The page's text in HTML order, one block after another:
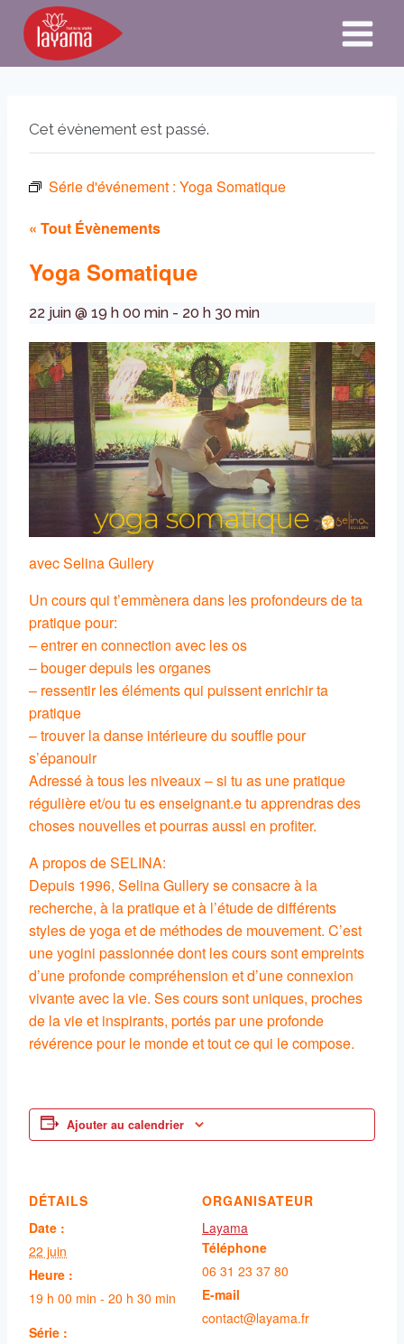
Aller
contenu
Cet évènement est passé.
Série d'événement : Yoga Somatique
« Tout Évènements
Yoga Somatique
22 juin @ 19 h 00 min - 20 h 30 min
avec Selina Gullery
Un cours qui t’emmènera dans les profondeurs de ta
pratique pour:
– entrer en connection avec les os
– bouger depuis les organes
– ressentir les éléments qui puissent enrichir ta
pratique
– trouver la danse intérieure du souffle pour
s’épanouir
Adressé à tous les niveaux – si tu as une pratique
régulière et/ou tu es enseignant.e tu apprendras des
choses nouvelles et pourras aussi en profiter.
A propos de SELINA:
Depuis 1996, Selina Gullery se consacre à la
recherche, à la pratique et à l’étude de différents
styles de yoga et de méthodes de mouvement. C’est
une yogini passionnée dont les cours sont empreints
d’une profonde compréhension et d’une connexion
vivante avec la vie. Ses cours sont uniques, proches
de la vie et inspirants, portés par une profonde
révérence pour le monde et tout ce qui le compose.
Ajouter au calendrier
DÉTAILS
Date :
22 juin
Heure :
19 h 00 min - 20 h 30 min
Série :
ORGANISATEUR
Layama
Téléphone
06 31 23 37 80
E-mail
contact@layama.fr